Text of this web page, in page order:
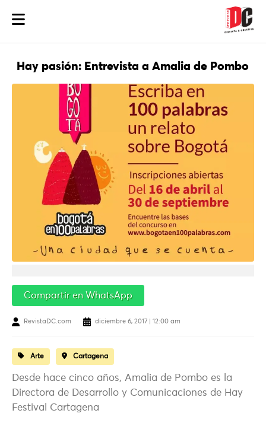
Hay pasión: Entrevista a Amalia de Pombo
Compartir en WhatsApp
RevistaDC.com diciembre 6, 2017 | 12:00 am
Arte Cartagena
Desde hace cinco años, Amalia de Pombo es la
Directora de Desarrollo y Comunicaciones de Hay
Festival Cartagena